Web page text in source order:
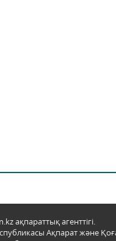
ақпараттық агенттігі.
Ақпарат және